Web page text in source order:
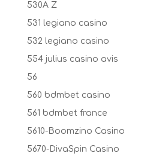
530A Z
531 legiano casino
532 legiano casino
554 julius casino avis
56
560 bdmbet casino
561 bdmbet france
5610-Boomzino Casino
5670-DivaSpin Casino